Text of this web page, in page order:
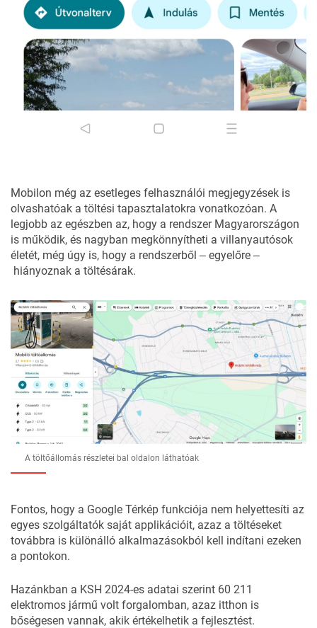
Mobilon még az esetleges felhasználói megjegyzések is
olvashatóak a töltési tapasztalatokra vonatkozóan. A
legjobb az egészben az, hogy a rendszer Magyarországon
is működik, és nagyban megkönnyítheti a villanyautósok
életét, még úgy is, hogy a rendszerből ‒ egyelőre ‒
hiányoznak a töltésárak.
A töltőállomás részletei bal oldalon láthatóak
Fontos, hogy a Google Térkép funkciója nem helyettesíti az
egyes szolgáltatók saját applikációit, azaz a töltéseket
továbbra is különálló alkalmazásokból kell indítani ezeken
a pontokon.
Hazánkban a KSH 2024-es adatai szerint 60 211
elektromos jármű volt forgalomban, azaz itthon is
bőségesen vannak, akik értékelhetik a fejlesztést.